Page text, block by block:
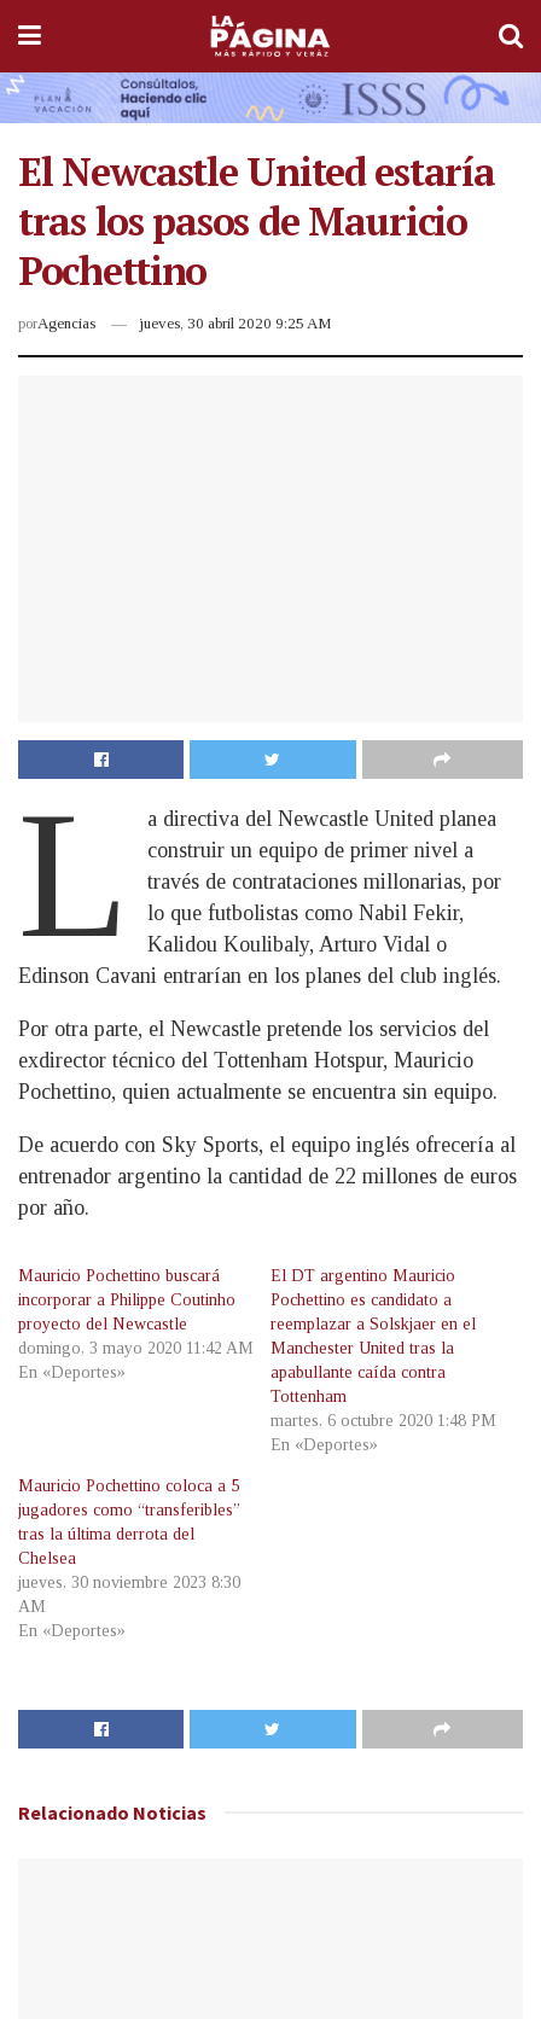
El Newcastle United estaría
tras los pasos de Mauricio
Pochettino
porAgencias jueves, 30 abril 2020 9:25 AM
L
a directiva del Newcastle United planea
construir un equipo de primer nivel a
través de contrataciones millonarias, por
lo que futbolistas como Nabil Fekir,
Kalidou Koulibaly, Arturo Vidal o
Edinson Cavani entrarían en los planes del club inglés.
Por otra parte, el Newcastle pretende los servicios del
exdirector técnico del Tottenham Hotspur, Mauricio
Pochettino, quien actualmente se encuentra sin equipo.
De acuerdo con Sky Sports, el equipo inglés ofrecería al
entrenador argentino la cantidad de 22 millones de euros
por año.
Mauricio Pochettino buscará
incorporar a Philippe Coutinho
proyecto del Newcastle
domingo, 3 mayo 2020 11:42 AM
En «Deportes»
El DT argentino Mauricio
Pochettino es candidato a
reemplazar a Solskjaer en el
Manchester United tras la
apabullante caída contra
Tottenham
martes, 6 octubre 2020 1:48 PM
En «Deportes»
Mauricio Pochettino coloca a 5
jugadores como “transferibles”
tras la última derrota del
Chelsea
jueves, 30 noviembre 2023 8:30
AM
En «Deportes»
Relacionado Noticias